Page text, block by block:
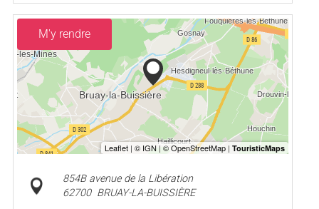
M'y rendre
854B avenue de la Libération
62700 BRUAY-LA-BUISSIÈRE